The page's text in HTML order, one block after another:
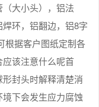
大小头），铝法
环，铝翻边，铝8字
根据客户图纸定制各
该注意什么呢首
封头时解释清楚消
下会发生应力腐蚀